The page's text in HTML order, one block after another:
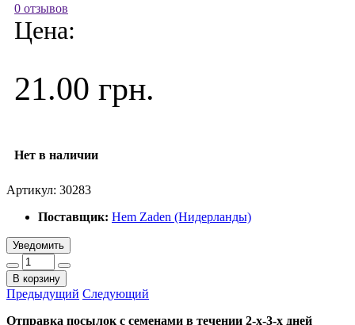
0 отзывов
Цена:
21.00 грн.
Нет в наличии
Артикул: 30283
Поставщик: Hem Zaden (Нидерланды)
Уведомить
В корзину
Предыдущий Следующий
Отправка посылок с семенами в течении 2-х-3-х дней